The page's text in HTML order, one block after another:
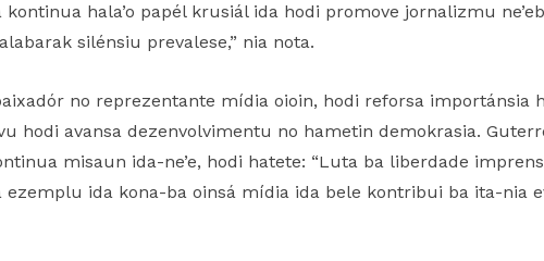
hala’o papél krusiál ida hodi promove jornalizmu
silénsiu prevalese,” nia nota.
no reprezentante mídia oioin, hodi reforsa importánsia
hodi avansa dezenvolvimentu no hametin demokrasia.
misaun ida-ne’e, hodi hatete: “Luta ba liberdade
ida kona-ba oinsá mídia ida bele kontribui ba ita-nia